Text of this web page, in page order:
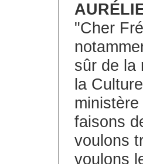
"Cher
sûr de la
la
faisons
voulons
voulons